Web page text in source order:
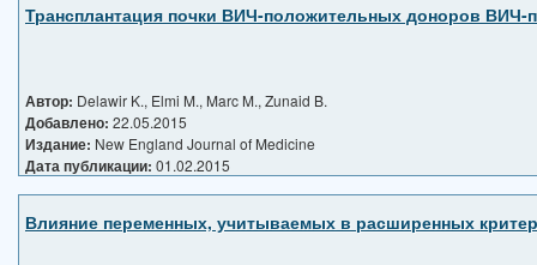
Трансплантация почки ВИЧ-положительных доноров
Автор: Delawir K., Elmi M., Marc M., Zunaid B.
Добавлено: 22.05.2015
Издание: New England Journal of Medicine
Дата публикации: 01.02.2015
Влияние переменных, учитываемых в расширенных